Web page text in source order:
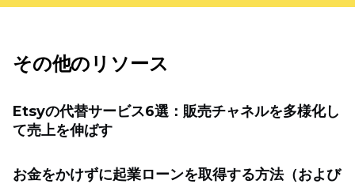
その他のリソース
Etsyの代替サービス6選：販売チャネルを多様化し
て売上を伸ばす
お金をかけずに起業ローンを取得する方法（および